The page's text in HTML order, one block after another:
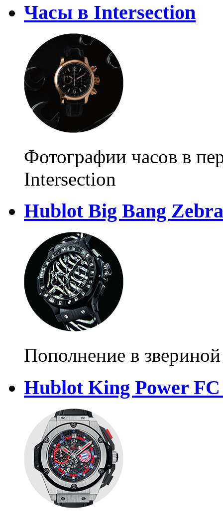
Часы в Intersection
Фотографии часов в
Intersection
Hublot Big Bang Zebra
Пополнение в
Hublot King Power